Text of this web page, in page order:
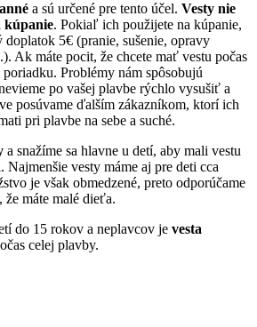
a sú určené pre tento účel. Vesty nie
kúpanie. Pokiaľ ich použijete na kúpanie,
5€ (pranie, sušenie, opravy
Ak máte pocit, že chcete mať vestu počas
Problémy nám spôsobujú
po vašej plavbe rýchlo vysušiť a
posúvame ďalším zákazníkom, ktorí ich
pri plavbe na sebe a suché.
a snažíme sa hlavne u detí, aby mali vestu
vesty máme aj pre deti cca
je však obmedzené, preto odporúčame
máte malé dieťa.
do 15 rokov a neplavcov je vesta
celej plavby.